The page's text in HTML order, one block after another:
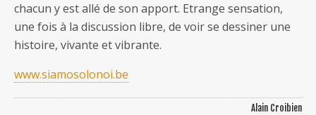
chacun y est allé de son apport. Etrange sensation,
une fois à la discussion libre, de voir se dessiner une
histoire, vivante et vibrante.
www.siamosolonoi.be
Alain Croibien